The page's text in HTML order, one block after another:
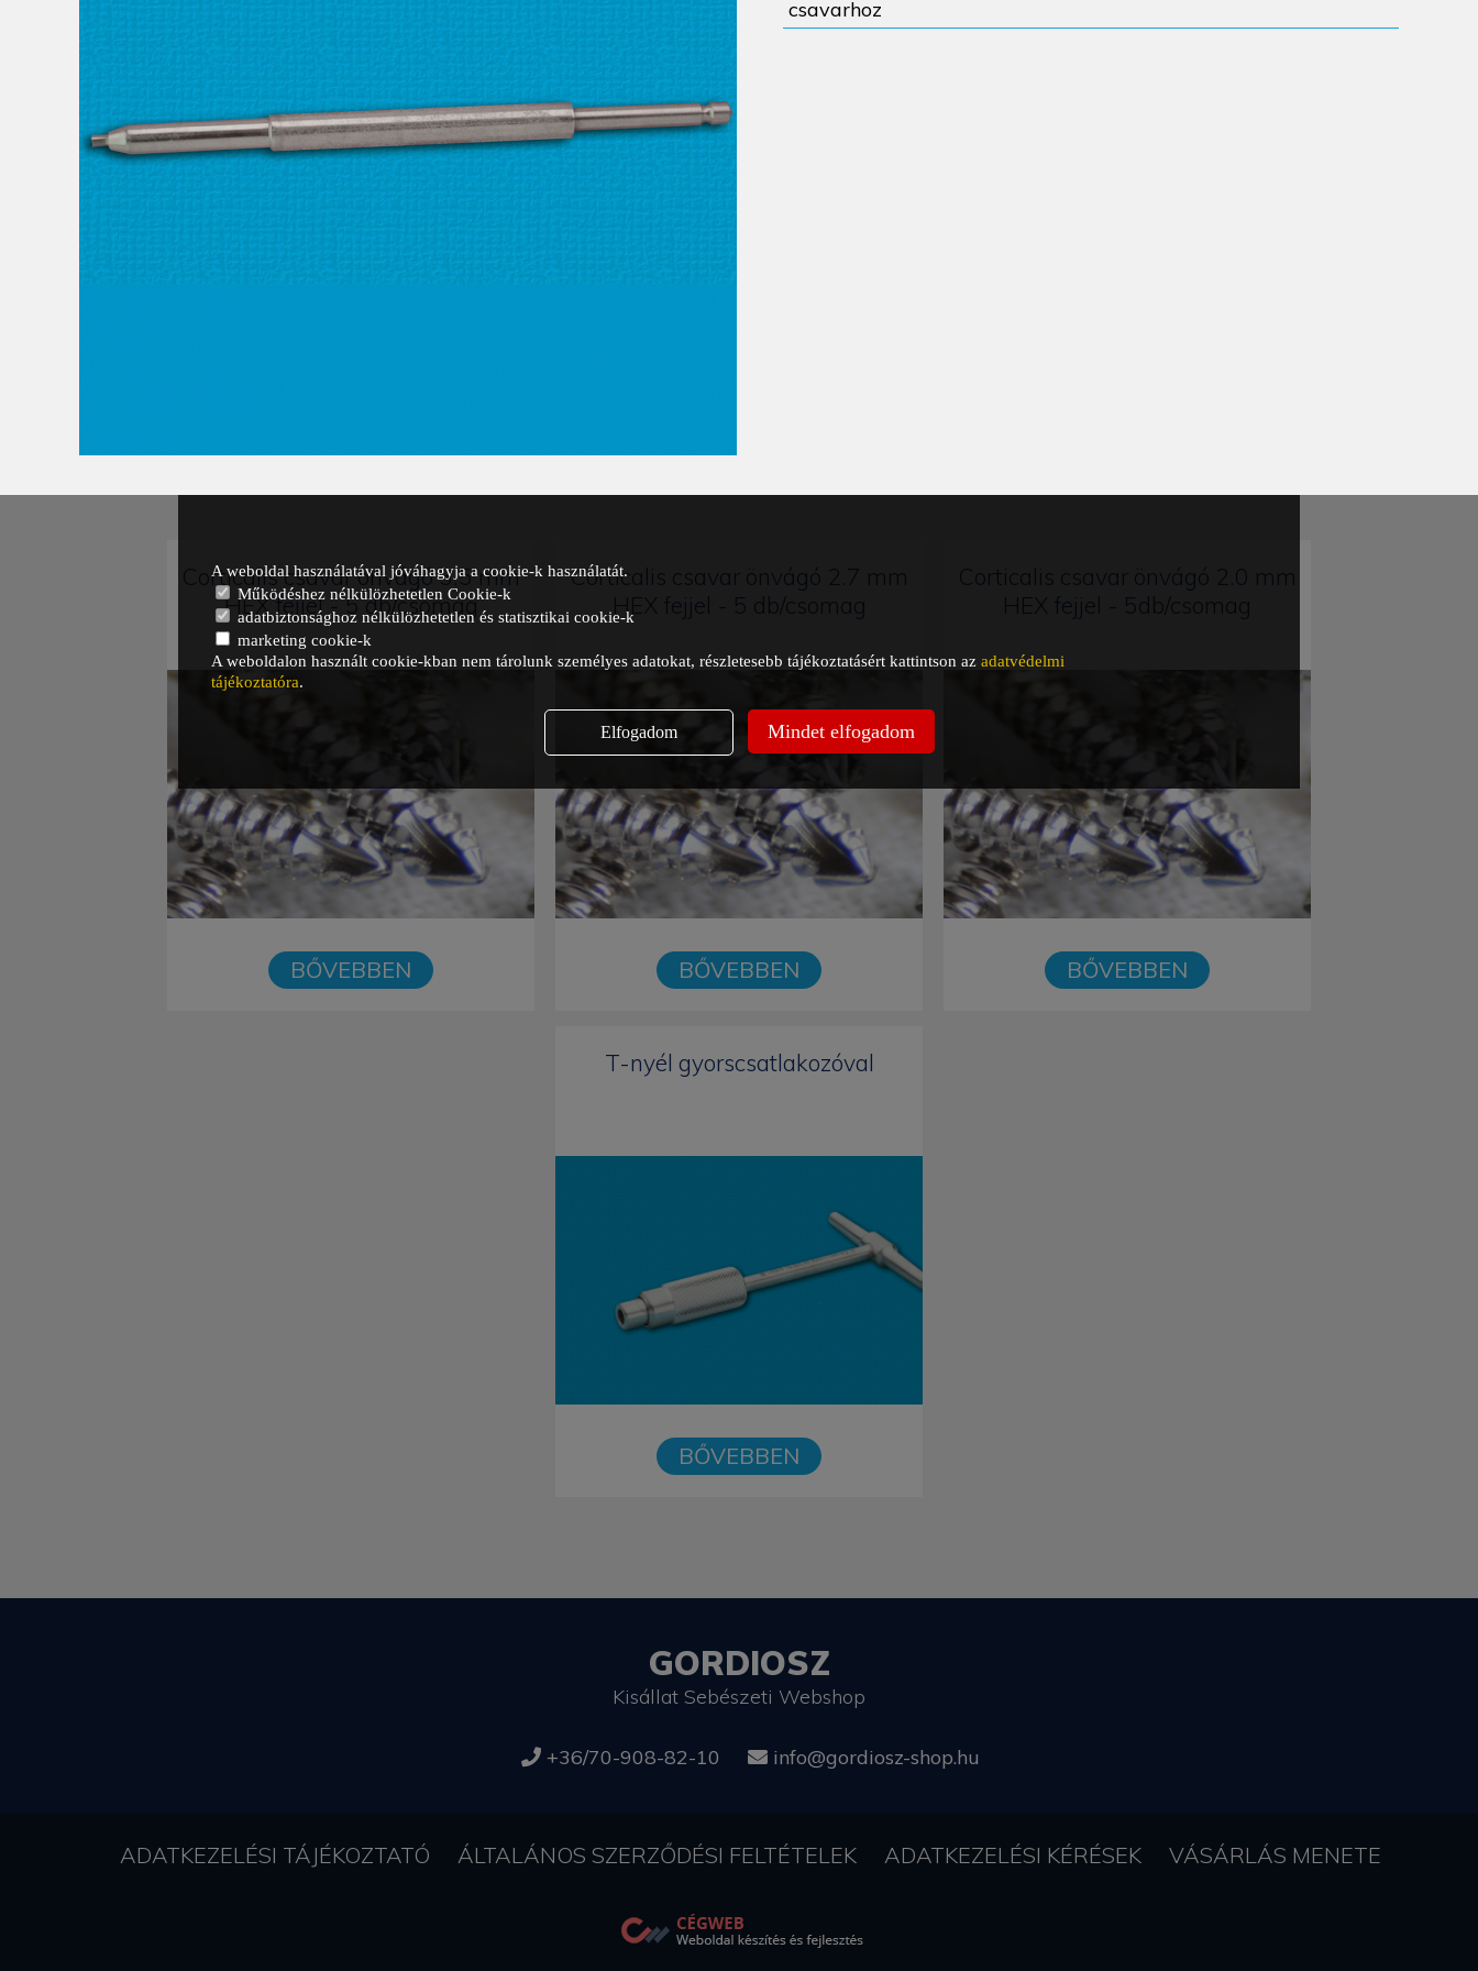
csavarhoz
Corticalis csavar önvágó 3.5 mm
HEX fejjel - 5 db/csomag
BŐVEBBEN
Corticalis csavar önvágó 2.7 mm
HEX fejjel - 5 db/csomag
BŐVEBBEN
Corticalis csavar önvágó 2.0 mm
HEX fejjel - 5db/csomag
BŐVEBBEN
T-nyél gyorscsatlakozóval
BŐVEBBEN
GORDIOSZ
Kisállat Sebészeti Webshop
+36/70-908-82-10 info@gordiosz-shop.hu
ADATKEZELÉSI TÁJÉKOZTATÓ ÁLTALÁNOS SZERZŐDÉSI FELTÉTELEK ADATKEZELÉSI KÉRÉSEK VÁSÁRLÁS MENETE
A weboldal használatával jóváhagyja a cookie-k használatát.
Működéshez nélkülözhetetlen Cookie-k
adatbiztonsághoz nélkülözhetetlen és statisztikai cookie-k
marketing cookie-k
A weboldalon használt cookie-kban nem tárolunk személyes adatokat, részletesebb tájékoztatásért kattintson az adatvédelmi
tájékoztatóra.
Elfogadom Mindet elfogadom